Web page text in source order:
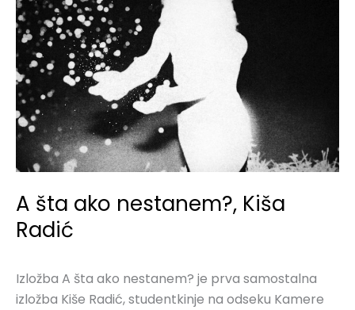
A šta ako nestanem?, Kiša
Radić
Izložba A šta ako nestanem? je prva samostalna
izložba Kiše Radić, studentkinje na odseku Kamere
ako
nestanem?,
Kiša
Radić